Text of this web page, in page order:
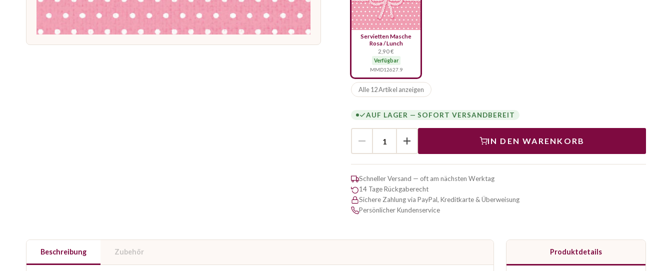
Servietten Masche
Rosa / Lunch
2,90 €
Verfügbar
MMD12627.9
Alle 12 Artikel anzeigen
AUF LAGER — SOFORT VERSANDBEREIT
IN DEN WARENKORB
Schneller Versand — oft am nächsten Werktag
14 Tage Rückgaberecht
Sichere Zahlung via PayPal, Kreditkarte & Überweisung
Persönlicher Kundenservice
Beschreibung Zubehör Produktdetails